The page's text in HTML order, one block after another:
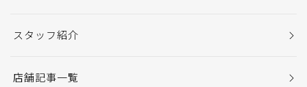
スタッフ紹介
店舗記事一覧